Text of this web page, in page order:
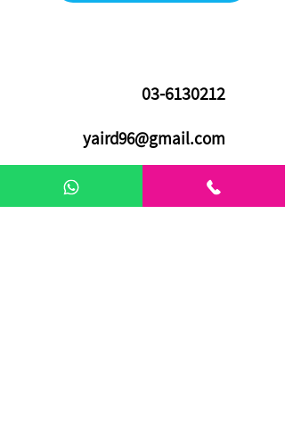
03-6130212
yaird96@gmail.com
אריה שנקר 16 | פתח תקווה